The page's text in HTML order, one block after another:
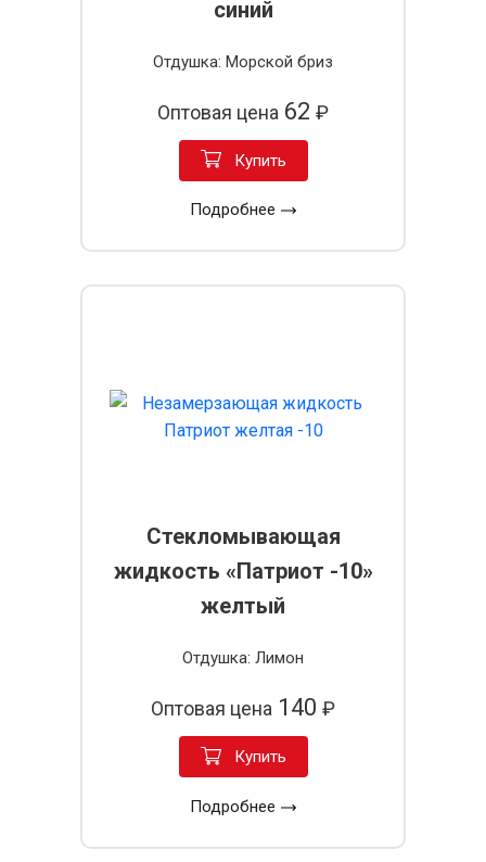
синий
Отдушка: Морской бриз
Оптовая цена 62 ₽
Купить
Подробнее
Стекломывающая
жидкость «Патриот -10»
желтый
Отдушка: Лимон
Оптовая цена 140 ₽
Купить
Подробнее